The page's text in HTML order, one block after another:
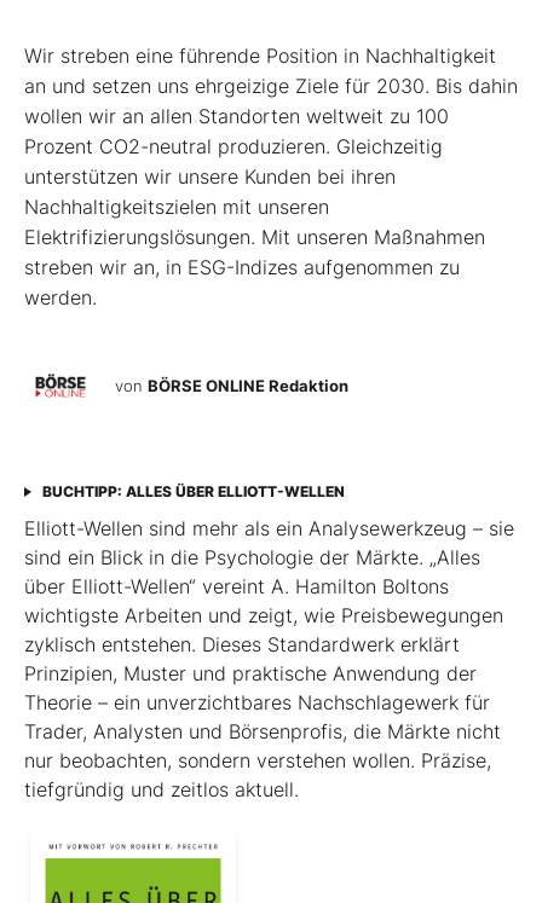
Wir streben eine führende Position in Nachhaltigkeit
an und setzen uns ehrgeizige Ziele für 2030. Bis dahin
wollen wir an allen Standorten weltweit zu 100
Prozent CO2-neutral produzieren. Gleichzeitig
unterstützen wir unsere Kunden bei ihren
Nachhaltigkeitszielen mit unseren
Elektrifizierungslösungen. Mit unseren Maßnahmen
streben wir an, in ESG-Indizes aufgenommen zu
werden.
von BÖRSE ONLINE Redaktion
BUCHTIPP: ALLES ÜBER ELLIOTT-WELLEN
Elliott-Wellen sind mehr als ein Analysewerkzeug – sie
sind ein Blick in die Psychologie der Märkte. „Alles
über Elliott-Wellen“ vereint A. Hamilton Boltons
wichtigste Arbeiten und zeigt, wie Preisbewegungen
zyklisch entstehen. Dieses Standardwerk erklärt
Prinzipien, Muster und praktische Anwendung der
Theorie – ein unverzichtbares Nachschlagewerk für
Trader, Analysten und Börsenprofis, die Märkte nicht
nur beobachten, sondern verstehen wollen. Präzise,
tiefgründig und zeitlos aktuell.